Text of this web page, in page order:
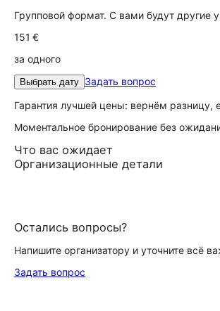
Групповой формат. С вами будут другие
151 €
за одного
Выбрать дату Задать вопрос
Гарантия лучшей цены: вернём разницу,
Моментальное бронирование без
Что вас ожидает
Организационные детали
Остались вопросы?
Напишите организатору и уточните всё
Задать вопрос